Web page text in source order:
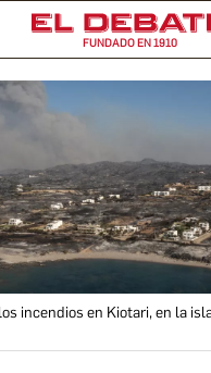
FUNDADO EN 1910
incendios en Kiotari, en la